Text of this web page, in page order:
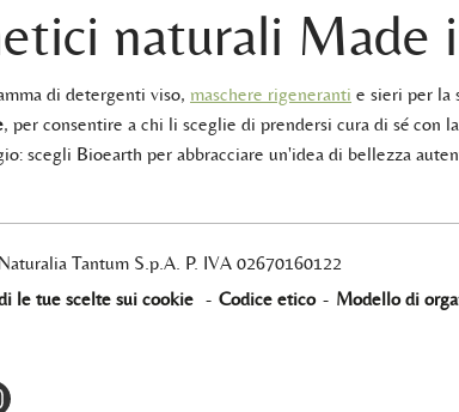
naturali Made
di detergenti viso, maschere rigeneranti e sieri per la
, per consentire a chi li sceglie di prendersi cura di sé con
scegli Bioearth per abbracciare un'idea di bellezza
Tantum S.p.A. P. IVA 02670160122
le tue scelte sui cookie - Codice etico - Modello di